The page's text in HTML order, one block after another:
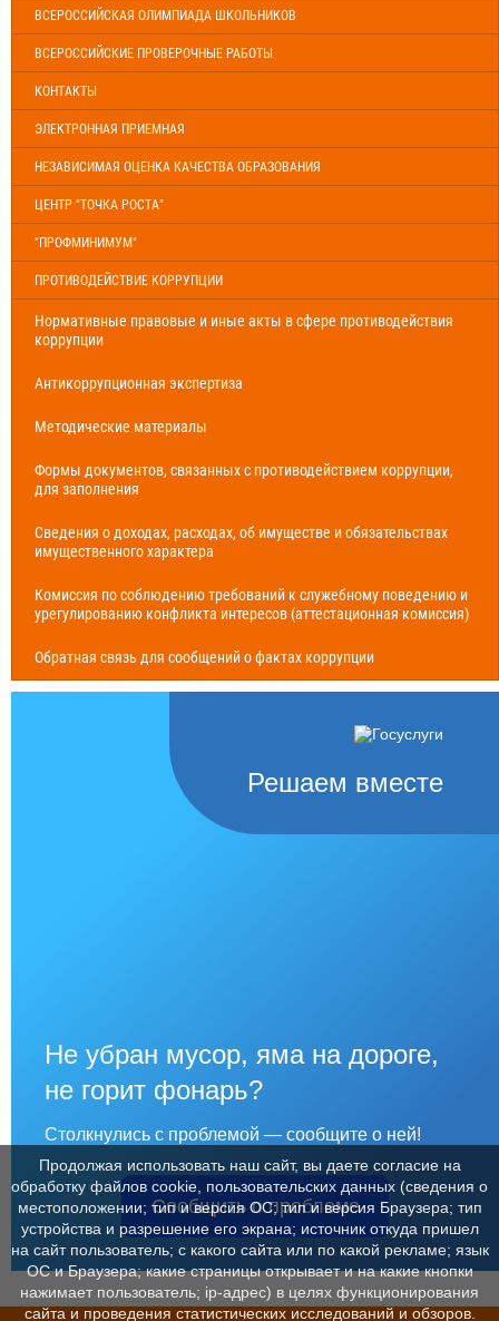
ВСЕРОССИЙСКАЯ ОЛИМПИАДА ШКОЛЬНИКОВ
ВСЕРОССИЙСКИЕ ПРОВЕРОЧНЫЕ РАБОТЫ
КОНТАКТЫ
ЭЛЕКТРОННАЯ ПРИЕМНАЯ
НЕЗАВИСИМАЯ ОЦЕНКА КАЧЕСТВА ОБРАЗОВАНИЯ
ЦЕНТР "ТОЧКА РОСТА"
"ПРОФМИНИМУМ"
ПРОТИВОДЕЙСТВИЕ КОРРУПЦИИ
Нормативные правовые и иные акты в сфере противодействия
коррупции
Антикоррупционная экспертиза
Методические материалы
Формы документов, связанных с противодействием коррупции,
для заполнения
Сведения о доходах, расходах, об имуществе и обязательствах
имущественного характера
Комиссия по соблюдению требований к служебному поведению и
урегулированию конфликта интересов (аттестационная комиссия)
Обратная связь для сообщений о фактах коррупции
Решаем вместе
Не убран мусор, яма на дороге,
не горит фонарь?
Столкнулись с проблемой — сообщите о ней!
Сообщить о проблеме
Продолжая использовать наш сайт, вы даете согласие на
обработку файлов cookie, пользовательских данных (сведения о
местоположении; тип и версия ОС; тип и версия Браузера; тип
устройства и разрешение его экрана; источник откуда пришел
на сайт пользователь; с какого сайта или по какой рекламе; язык
ОС и Браузера; какие страницы открывает и на какие кнопки
нажимает пользователь; ip-адрес) в целях функционирования
сайта и проведения статистических исследований и обзоров.